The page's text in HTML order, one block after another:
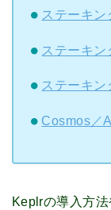
ステーキン
ステーキン
ステーキン
Cosmos／
Keplrの導入方